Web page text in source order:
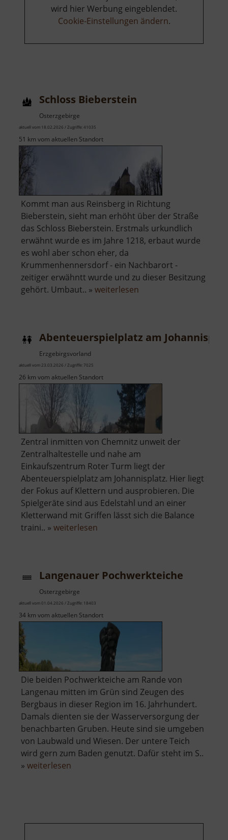
wird hier Werbung eingeblendet.
Cookie-Einstellungen ändern.
Schloss Bieberstein
Osterzgebirge
aktuell vom 18.02.2026 / Zugriffe: 41035
51 km vom aktuellen Standort
Kommt man aus Reinsberg in Richtung
Bieberstein, sieht man erhöht über der Straße
das Schloss Bieberstein. Erstmals urkundlich
erwähnt wurde es im Jahre 1218, erbaut wurde
es wohl aber schon eher, da
Krummenhennersdorf - ein Nachbarort -
zeitiger erwähntt wurde und zu dieser Besitzung
gehört. Umbaut.. » weiterlesen
Abenteuerspielplatz am
Erzgebirgsvorland
aktuell vom 23.03.2026 / Zugriffe: 7025
26 km vom aktuellen Standort
Zentral inmitten von Chemnitz unweit der
Zentralhaltestelle und nahe am
Einkaufszentrum Roter Turm liegt der
Abenteuerspielplatz am Johannisplatz. Hier liegt
der Fokus auf Klettern und ausprobieren. Die
Spielgeräte sind aus Edelstahl und an einer
Kletterwand mit Griffen lässt sich die Balance
traini.. » weiterlesen
Langenauer Pochwerkteiche
Osterzgebirge
aktuell vom 01.04.2026 / Zugriffe: 18403
34 km vom aktuellen Standort
Die beiden Pochwerkteiche am Rande von
Langenau mitten im Grün sind Zeugen des
Bergbaus in dieser Region im 16. Jahrhundert.
Damals dienten sie der Wasserversorgung der
benachbarten Gruben. Heute sind sie umgeben
von Laubwald und Wiesen. Der untere Teich
wird gern zum Baden genutzt. Dafür steht im S..
» weiterlesen